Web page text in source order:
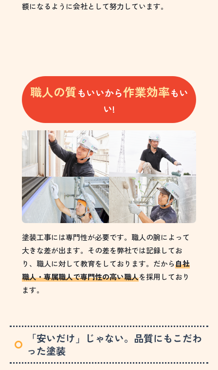
額になるように会社として努力しています。
職人の質もいいから作業効率もい
い!
塗装工事には専門性が必要です。職人の腕によって
大きな差が出ます。その差を弊社では記録してお
り、職人に対して教育をしております。だから自社
職人・専属職人で専門性の高い職人を採用しており
ます。
「安いだけ」じゃない。品質にもこだわ
った塗装